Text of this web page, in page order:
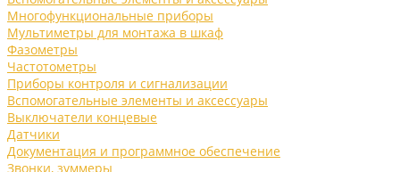
Многофункциональные приборы
Мультиметры для монтажа в шкаф
Фазометры
Частотометры
Приборы контроля и сигнализации
Вспомогательные элементы и аксессуары
Выключатели концевые
Датчики
Документация и программное обеспечение
Звонки, зуммеры